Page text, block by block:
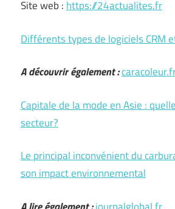
Site web : https://24actualites.fr
Différents types de logiciels CRM
A découvrir également :
Capitale de la mode en Asie :
secteur?
Le principal inconvénient du
son impact environnemental